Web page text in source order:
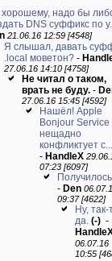
хорошему, надо бы
DNS суффикс по
21.06.16 12:59 [4548]
Я слышал, давать
.local моветон? -
27.06.16 14:10 [4758]
Не читал о таком,
врать не буду. -
27.06.16 15:45 [4592]
Нашёл! Apple
Bonjour Service
нещадно
конфликтует с...
- HandleX
07:23 [6097]
- Den
09:37 [4622]
Ну, так-
да. (-) -
06.07.16
10:55